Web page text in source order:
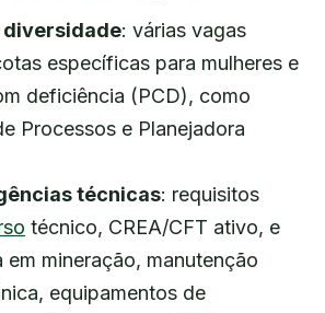
diversidade: várias vagas
específicas para mulheres e
deficiência (PCD), como
Processos e Planejadora
técnicas: requisitos
técnico, CREA/CFT ativo, e
em mineração, manutenção
equipamentos de